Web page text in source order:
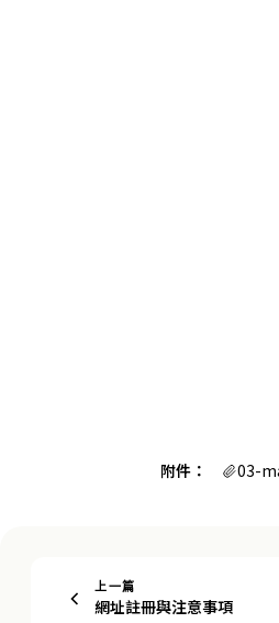
附件： 03-
上一篇
網址註冊與注意事項